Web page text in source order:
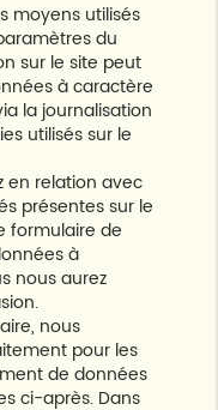
moyens utilisés
du
sur le site peut
à caractère
la journalisation
utilisés sur le
en relation avec
présentes sur le
formulaire de
à
nous aurez
nous
pour les
de données
ci-après. Dans